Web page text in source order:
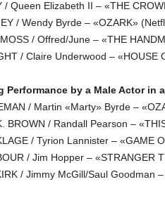
/ Queen Elizabeth II – «THE
/ Wendy Byrde – «OZARK»
/ Offred/June – «THE
/ Claire Underwood – «HOUSE
Performance by a Male Actor in
/ Martin «Marty» Byrde –
BROWN / Randall Pearson –
/ Tyrion Lannister – «GAME
/ Jim Hopper – «STRANGER
/ Jimmy McGill/Saul Goodman